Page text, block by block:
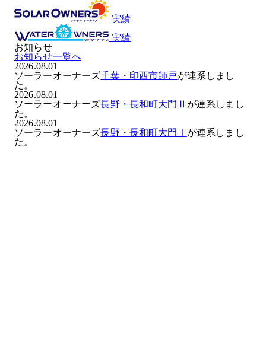
実績
実績
お知らせ
お知らせ一覧へ
2026.08.01
ソーラーオーナーズ千葉・印西市師戸が連系しまし
た。
2026.08.01
ソーラーオーナーズ長野・長和町大門Ⅱ が連系しまし
た。
2026.08.01
ソーラーオーナーズ長野・長和町大門Ⅰ が連系しまし
た。